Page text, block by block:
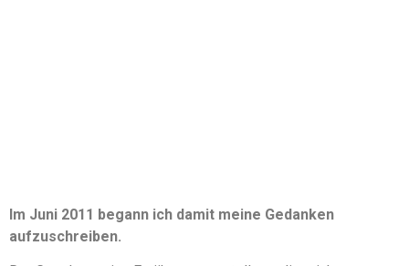
Im Juni 2011 begann ich damit meine Gedanken
aufzuschreiben.